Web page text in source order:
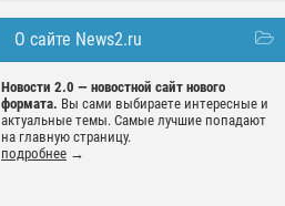
О сайте News2.ru
Новости 2.0 — новостной сайт нового
формата. Вы сами выбираете интересные и
актуальные темы. Самые лучшие попадают
на главную страницу.
подробнее →